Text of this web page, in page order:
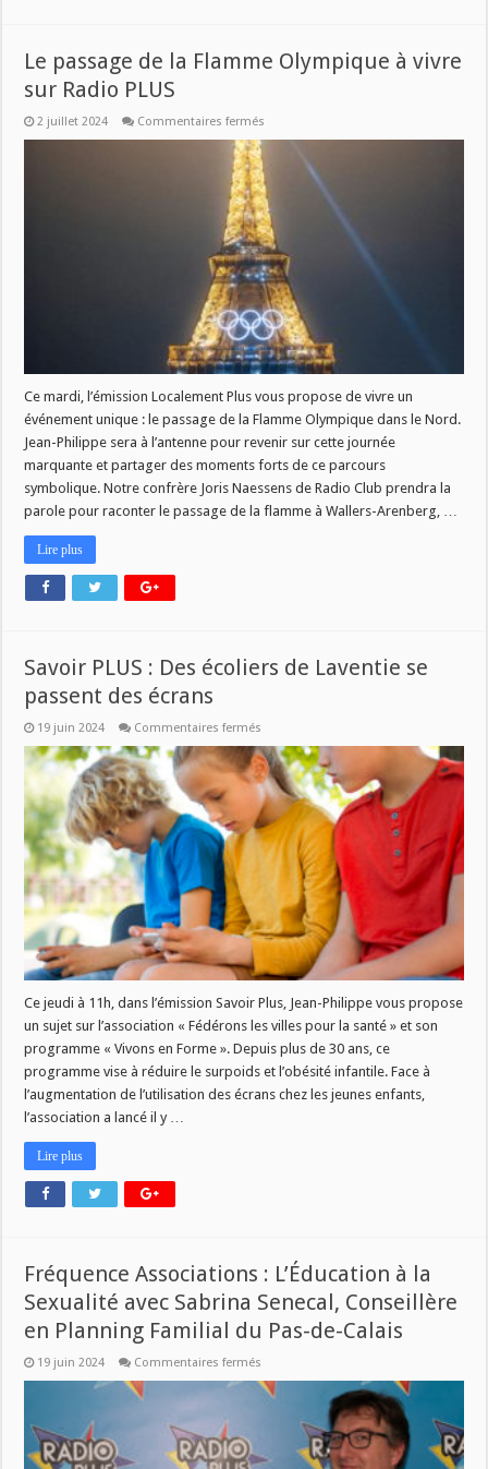
Le passage de la Flamme Olympique à vivre
sur Radio PLUS
2 juillet 2024 Commentaires fermés
Flamme
Olympique
à
vivre
sur
Radio
PLUS
Ce mardi, l’émission Localement Plus vous propose de vivre un
événement unique : le passage de la Flamme Olympique dans le Nord.
Jean-Philippe sera à l’antenne pour revenir sur cette journée
marquante et partager des moments forts de ce parcours
symbolique. Notre confrère Joris Naessens de Radio Club prendra la
parole pour raconter le passage de la flamme à Wallers-Arenberg, …
Lire plus
Savoir PLUS : Des écoliers de Laventie se
passent des écrans
19 juin 2024 Commentaires fermés
PLUS
:
Des
écoliers
de
Laventie
se
passent
des
Ce jeudi à 11h, dans l’émission Savoir Plus, Jean-Philippe vous propose
un sujet sur l’association « Fédérons les villes pour la santé » et son
programme « Vivons en Forme ». Depuis plus de 30 ans, ce
programme vise à réduire le surpoids et l’obésité infantile. Face à
l’augmentation de l’utilisation des écrans chez les jeunes enfants,
l’association a lancé il y …
Lire plus
Fréquence Associations : L’Éducation à la
Sexualité avec Sabrina Senecal, Conseillère
en Planning Familial du Pas-de-Calais
19 juin 2024 Commentaires fermés
Associations
L’Éducation
Sexualité